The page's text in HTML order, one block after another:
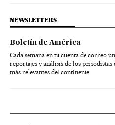
NEWSLETTERS
Boletín de América
Cada semana en tu cuenta de correo
reportajes y análisis de los periodistas
más relevantes del continente.